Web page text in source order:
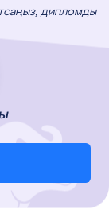
дипломды